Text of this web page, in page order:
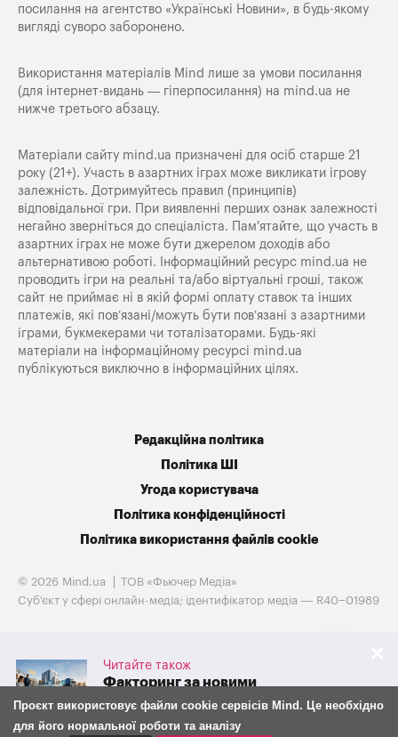
Читайте також
Факторинг за новими
правилами: що з 30 липня
змінилося для бізнесу та
фінансових компаній
посилання на агентство «Українські Новини», в будь-якому
вигляді суворо заборонено.
Використання матеріалів Mind лише за умови посилання
(для інтернет-видань — гіперпосилання) на mind.ua не
нижче третього абзацу.
Матеріали сайту mind.ua призначені для осіб старше 21
року (21+). Участь в азартних іграх може викликати ігрову
залежність. Дотримуйтесь правил (принципів)
відповідальної гри. При виявленні перших ознак залежності
негайно зверніться до спеціаліста. Пам'ятайте, що участь в
азартних іграх не може бути джерелом доходів або
альтернативою роботі. Інформаційний ресурс mind.ua не
проводить ігри на реальні та/або віртуальні гроші, також
сайт не приймає ні в якій формі оплату ставок та інших
платежів, які пов’язані/можуть бути пов’язані з азартними
іграми, букмекерами чи тоталізаторами. Будь-які
матеріали на інформаційному ресурсі mind.ua
публікуються виключно в інформаційних цілях.
Редакційна політика
Політика ШІ
Угода користувача
Політика конфіденційності
Політика використання файлів cookie
© 2026 Mind.ua
ТОВ «Фьючер Медiа»
Cуб'єкт у сфері онлайн-медіа; ідентифікатор медіа — R40−01989
Проєкт використовує файли cookie сервісів Mind. Це необхідно
для його нормальної роботи та аналізу